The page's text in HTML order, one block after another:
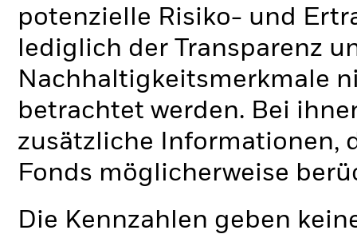
potenzielle Risiko- und
lediglich der Transparenz
Nachhaltigkeitsmerkmale
betrachtet werden. Bei
zusätzliche Informationen,
Fonds möglicherweise
Die Kennzahlen geben